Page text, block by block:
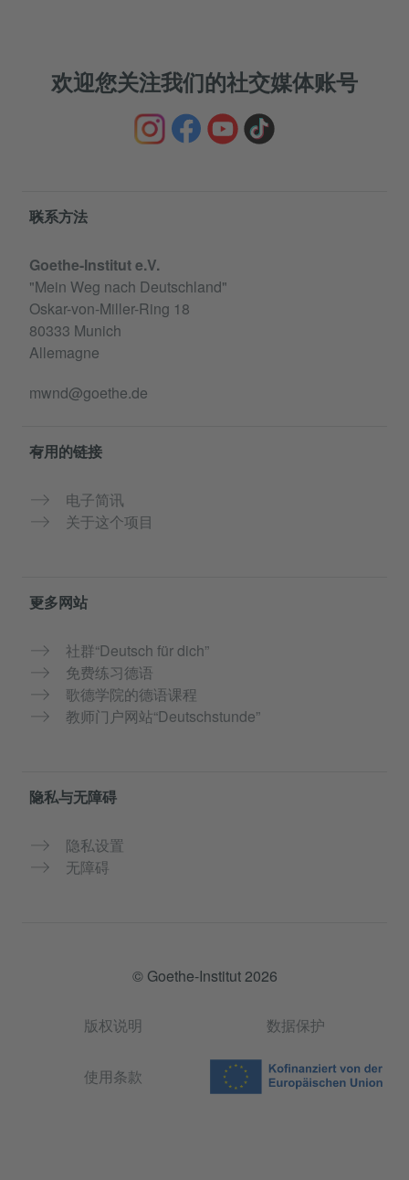
欢迎您关注我们的社交媒体账号
Service- und Informationsbereich
联系方法
Goethe-Institut e.V.
"Mein Weg nach Deutschland"
Oskar-von-Miller-Ring 18
80333 Munich
Allemagne
mwnd@goethe.de
有用的链接
电子简讯
关于这个项目
更多网站
社群“Deutsch für dich”
免费练习德语
歌德学院的德语课程
教师门户网站“Deutschstunde”
隐私与无障碍
隐私设置
无障碍
© Goethe-Institut 2026
版权说明 数据保护
使用条款